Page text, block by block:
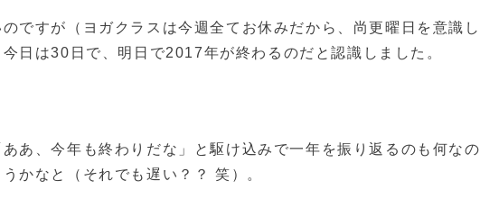
ですが（ヨガクラスは今週全てお休みだから、尚更曜日を意識し
日は30日で、明日で2017年が終わるのだと認識しました。
あ、今年も終わりだな」と駆け込みで一年を振り返るのも何なの
かなと（それでも遅い？？ 笑）。